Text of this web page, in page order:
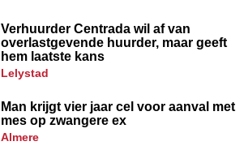
Verhuurder Centrada wil af van
overlastgevende huurder, maar geeft
hem laatste kans
lelystad
Man krijgt vier jaar cel voor aanval met
mes op zwangere ex
almere